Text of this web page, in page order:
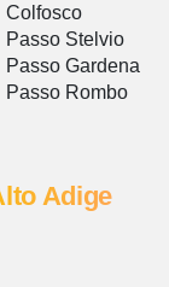
Colfosco
Passo Stelvio
Passo Gardena
Passo Rombo
Adige